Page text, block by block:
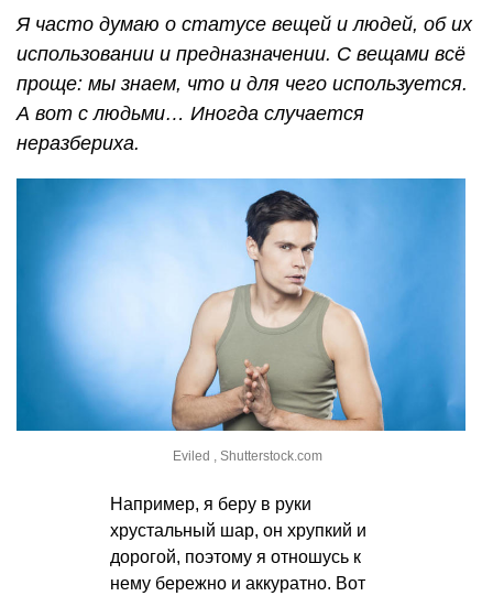
Я часто думаю о статусе вещей и людей, об их
использовании и предназначении. С вещами всё
проще: мы знаем, что и для чего используется.
А вот с людьми… Иногда случается
неразбериха.
Eviled , Shutterstock.com
Например, я беру в руки
хрустальный шар, он хрупкий и
дорогой, поэтому я отношусь к
нему бережно и аккуратно. Вот